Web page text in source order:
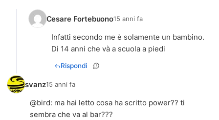
Cesare Fortebuono15 anni fa
Infatti secondo me è solamente un bambino.
Di 14 anni che và a scuola a piedi
Rispondi
svanz15 anni fa
@bird: ma hai letto cosa ha scritto power?? ti
sembra che va al bar???